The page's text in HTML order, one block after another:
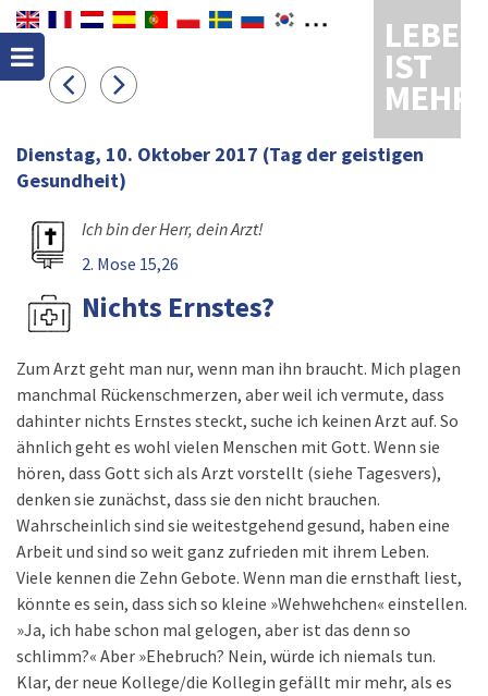
LEBEN
IST
MEHR
Dienstag, 10. Oktober 2017 (Tag der geistigen
Gesundheit)
Ich bin der Herr, dein Arzt!
2. Mose 15,26
Nichts Ernstes?
Zum Arzt geht man nur, wenn man ihn braucht. Mich plagen
manchmal Rückenschmerzen, aber weil ich vermute, dass
dahinter nichts Ernstes steckt, suche ich keinen Arzt auf. So
ähnlich geht es wohl vielen Menschen mit Gott. Wenn sie
hören, dass Gott sich als Arzt vorstellt (siehe Tagesvers),
denken sie zunächst, dass sie den nicht brauchen.
Wahrscheinlich sind sie weitestgehend gesund, haben eine
Arbeit und sind so weit ganz zufrieden mit ihrem Leben.
Viele kennen die Zehn Gebote. Wenn man die ernsthaft liest,
könnte es sein, dass sich so kleine »Wehwehchen« einstellen.
»Ja, ich habe schon mal gelogen, aber ist das denn so
schlimm?« Aber »Ehebruch? Nein, würde ich niemals tun.
Klar, der neue Kollege/die Kollegin gefällt mir mehr, als es